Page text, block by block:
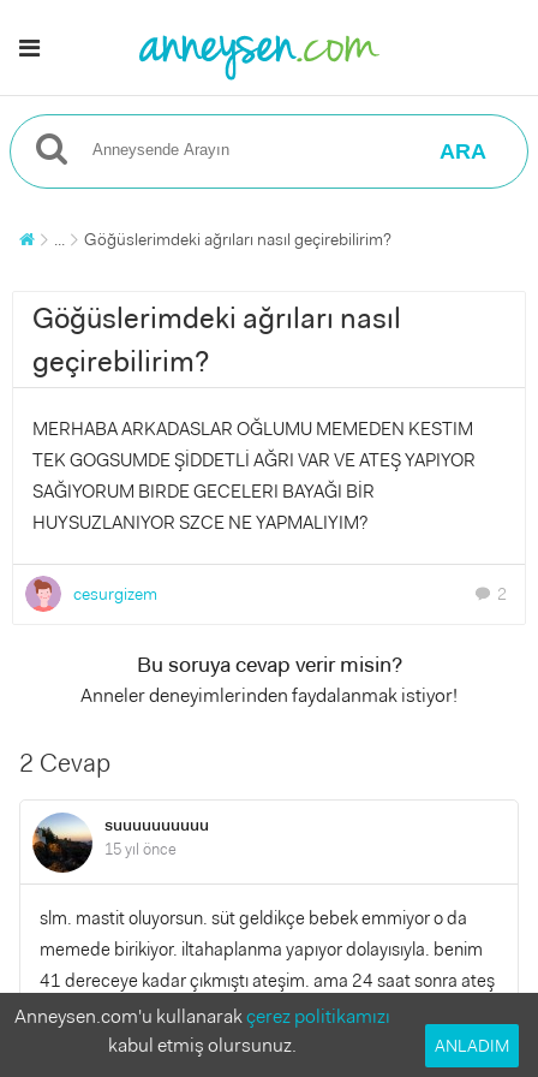
ARA
... Göğüslerimdeki ağrıları nasıl geçirebilirim?
Göğüslerimdeki ağrıları nasıl
geçirebilirim?
MERHABA ARKADASLAR OĞLUMU MEMEDEN KESTIM
TEK GOGSUMDE ŞİDDETLİ AĞRI VAR VE ATEŞ YAPIYOR
SAĞIYORUM BIRDE GECELERI BAYAĞI BİR
HUYSUZLANIYOR SZCE NE YAPMALIYIM?
cesurgizem chat 2
Bu soruya cevap verir misin?
Anneler deneyimlerinden faydalanmak istiyor!
2 Cevap
suuuuuuuuuu
15 yıl önce
slm. mastit oluyorsun. süt geldikçe bebek emmiyor o da
memede birikiyor. iltahaplanma yapıyor dolayısıyla. benim
41 dereceye kadar çıkmıştı ateşim. ama 24 saat sonra ateş
düşer. sadece pompa ile değil. özellikle elinle de sağ. ben
elektirikli pompadan daha çok faydasını gördüm elle
Anneysen.com'u kullanarakçerez politikamızı
kabul etmiş olursunuz.
ANLADIM